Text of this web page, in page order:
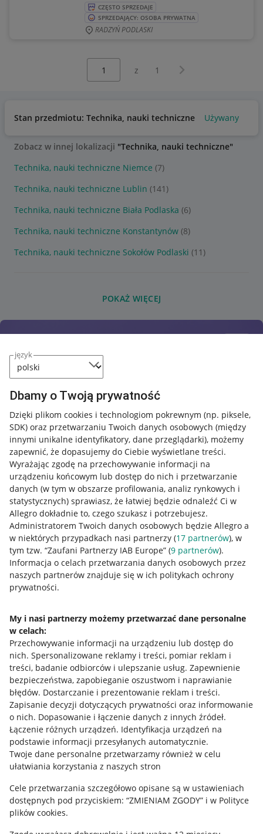
język
Dbamy o Twoją prywatność
Dzięki plikom cookies i technologiom pokrewnym (np. piksele,
SDK) oraz przetwarzaniu Twoich danych osobowych (między
innymi unikalne identyfikatory, dane przeglądarki), możemy
zapewnić, że dopasujemy do Ciebie wyświetlane treści.
Wyrażając zgodę na przechowywanie informacji na
urządzeniu końcowym lub dostęp do nich i przetwarzanie
danych (w tym w obszarze profilowania, analiz rynkowych i
statystycznych) sprawiasz, że łatwiej będzie odnaleźć Ci w
Allegro dokładnie to, czego szukasz i potrzebujesz.
Administratorem Twoich danych osobowych będzie Allegro a
w niektórych przypadkach nasi partnerzy (17 partnerów), w
tym tzw. “Zaufani Partnerzy IAB Europe” (9 partnerów).
Informacja o celach przetwarzania danych osobowych przez
naszych partnerów znajduje się w ich politykach ochrony
prywatności.
My i nasi partnerzy możemy przetwarzać dane personalne
w celach:
Przechowywanie informacji na urządzeniu lub dostęp do
nich. Spersonalizowane reklamy i treści, pomiar reklam i
treści, badanie odbiorców i ulepszanie usług. Zapewnienie
bezpieczeństwa, zapobieganie oszustwom i naprawianie
błędów. Dostarczanie i prezentowanie reklam i treści.
Zapisanie decyzji dotyczących prywatności oraz informowanie
o nich. Dopasowanie i łączenie danych z innych źródeł.
Łączenie różnych urządzeń. Identyfikacja urządzeń na
podstawie informacji przesyłanych automatycznie.
Twoje dane personalne przetwarzamy również w celu
ułatwiania korzystania z naszych stron
Cele przetwarzania szczegółowo opisane są w ustawieniach
dostępnych pod przyciskiem: “ZMIENIAM ZGODY” i w Polityce
plików cookies.
CZĘSTO SPRZEDAJE
SPRZEDAJĄCY: OSOBA PRYWATNA
RADZYŃ PODLASKI
z 1 Następna strona
Stan przedmiotu: Technika, nauki techniczne Używany
Zobacz w innej lokalizacji "Technika, nauki techniczne"
Technika, nauki techniczne Niemce (7)
Technika, nauki techniczne Lublin (141)
Technika, nauki techniczne Biała Podlaska (6)
Technika, nauki techniczne Konstantynów (8)
Technika, nauki techniczne Sokołów Podlaski (11)
POKAŻ WIĘCEJ
Przydatne informacje
Jak to działa
Allegro Gadane dla sprzedających
Allegro Gadane dla kupujących
Mapa miejscowości
Informacje prawne
Regulamin
Polityka plików "cookies"
Ustawienia plików "cookies"
Udostępnianie lokalizacji
Informacje dla Aktu o Usługach Cyfrowych